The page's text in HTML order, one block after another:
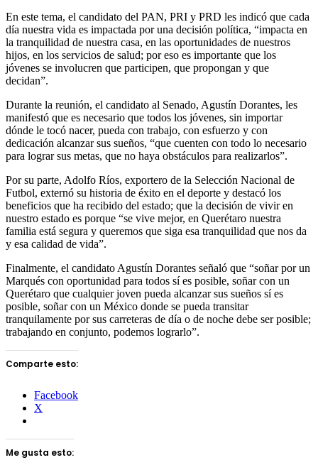
En este tema, el candidato del PAN, PRI y PRD les indicó que cada
día nuestra vida es impactada por una decisión política, “impacta en
la tranquilidad de nuestra casa, en las oportunidades de nuestros
hijos, en los servicios de salud; por eso es importante que los
jóvenes se involucren que participen, que propongan y que
decidan”.
Durante la reunión, el candidato al Senado, Agustín Dorantes, les
manifestó que es necesario que todos los jóvenes, sin importar
dónde le tocó nacer, pueda con trabajo, con esfuerzo y con
dedicación alcanzar sus sueños, “que cuenten con todo lo necesario
para lograr sus metas, que no haya obstáculos para realizarlos”.
Por su parte, Adolfo Ríos, exportero de la Selección Nacional de
Futbol, externó su historia de éxito en el deporte y destacó los
beneficios que ha recibido del estado; que la decisión de vivir en
nuestro estado es porque “se vive mejor, en Querétaro nuestra
familia está segura y queremos que siga esa tranquilidad que nos da
y esa calidad de vida”.
Finalmente, el candidato Agustín Dorantes señaló que “soñar por un
Marqués con oportunidad para todos sí es posible, soñar con un
Querétaro que cualquier joven pueda alcanzar sus sueños sí es
posible, soñar con un México donde se pueda transitar
tranquilamente por sus carreteras de día o de noche debe ser posible;
trabajando en conjunto, podemos lograrlo”.
Comparte esto:
Facebook
X
Me gusta esto: